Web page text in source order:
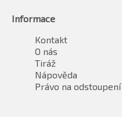
Informace
Kontakt
O nás
Tiráž
Nápověda
Právo na odstoupení